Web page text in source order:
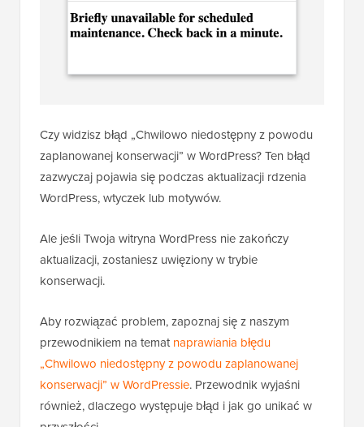
Czy widzisz błąd „Chwilowo niedostępny z powodu
zaplanowanej konserwacji” w WordPress? Ten błąd
zazwyczaj pojawia się podczas aktualizacji rdzenia
WordPress, wtyczek lub motywów.
Ale jeśli Twoja witryna WordPress nie zakończy
aktualizacji, zostaniesz uwięziony w trybie
konserwacji.
Aby rozwiązać problem, zapoznaj się z naszym
przewodnikiem na tematnaprawiania błędu
„Chwilowo niedostępny z powodu zaplanowanej
konserwacji” w WordPressie. Przewodnik wyjaśni
również, dlaczego występuje błąd i jak go unikać w